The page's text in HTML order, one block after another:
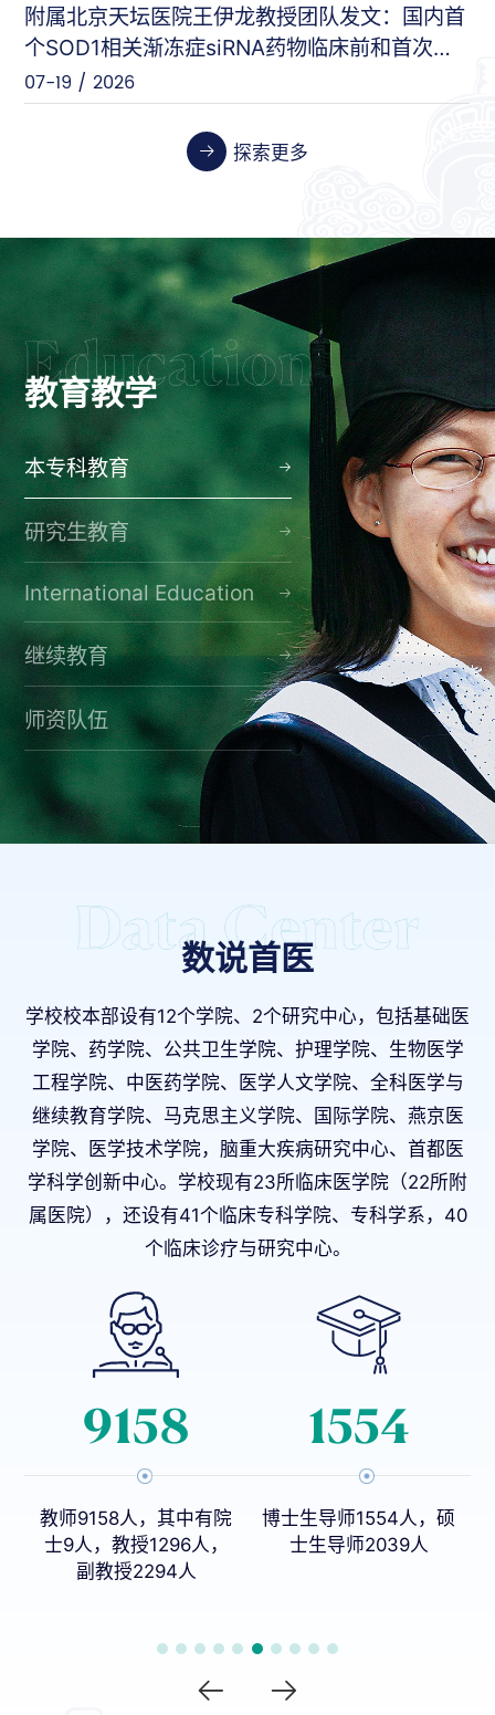
附属北京天坛医院王伊龙教授团队发文：国内首
个SOD1相关渐冻症siRNA药物临床前和首次人
体临床数据
07-19 / 2026
07-10 / 2026
张伟等（天坛医院）
探索更多
教育教学
本专科教育
研究生教育
International Education
继续教育
师资队伍
数说首医
学校校本部设有12个学院、2个研究中心，包括基础医
学院、药学院、公共卫生学院、护理学院、生物医学
工程学院、中医药学院、医学人文学院、全科医学与
继续教育学院、马克思主义学院、国际学院、燕京医
学院、医学技术学院，脑重大疾病研究中心、首都医
学科学创新中心。学校现有23所临床医学院（22所附
属医院），还设有41个临床专科学院、专科学系，40
个临床诊疗与研究中心。
9158
教师9158人，其中有院
士9人，教授1296人，
副教授2294人
1554
博士生导师1554人，硕
士生导师2039人